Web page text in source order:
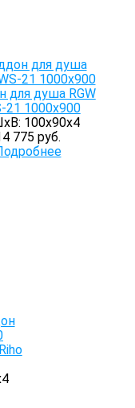
для душа RGW
21 1000x900
100х90х4
775 руб.